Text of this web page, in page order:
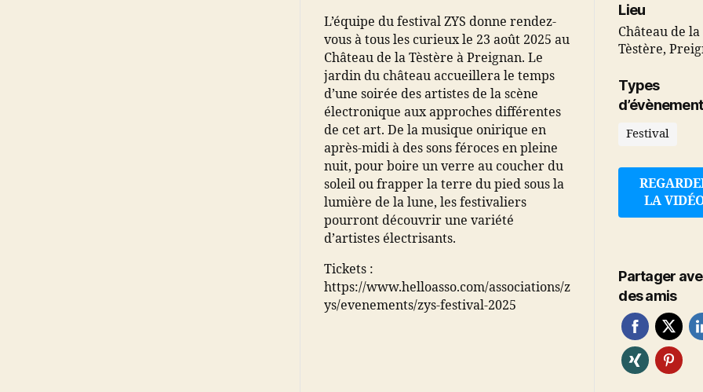
L’équipe du festival ZYS donne rendez-
vous à tous les curieux le 23 août 2025 au
Château de la Tèstère à Preignan. Le
jardin du château accueillera le temps
d’une soirée des artistes de la scène
électronique aux approches différentes
de cet art. De la musique onirique en
après-midi à des sons féroces en pleine
nuit, pour boire un verre au coucher du
soleil ou frapper la terre du pied sous la
lumière de la lune, les festivaliers
pourront découvrir une variété
d’artistes électrisants.
Tickets :
https://www.helloasso.com/associations/z
ys/evenements/zys-festival-2025
Lieu
Château de la
Tèstère,
Types
Festival
LA
Partager
des amis